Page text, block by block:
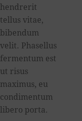
hendrerit
tellus vitae,
bibendum
velit. Phasellus
fermentum est
ut risus
maximus, eu
condimentum
libero porta.